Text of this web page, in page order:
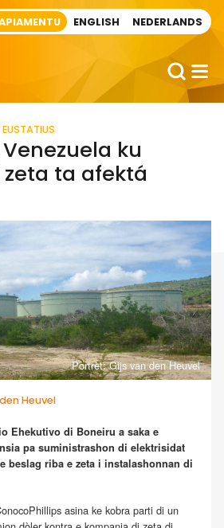
ENGLISH NEDERLANDS
ku
ta afektá
Portrèt: Gijs van den Heuvel
Heuvel
Ehekutivo di Boneiru a saka e
pa suministrashon di elektrisidat
beslag riba e zeta i instalashonnan di
asina ke kobra parti di un